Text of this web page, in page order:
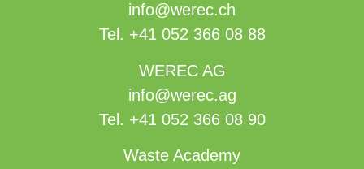
info@werec.ch
Tel. +41 052 366 08 88
WEREC AG
info@werec.ag
Tel. +41 052 366 08 90
Waste Academy